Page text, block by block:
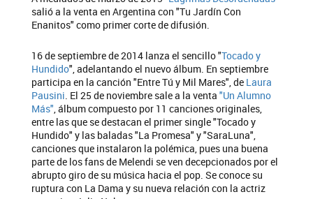
salió a la venta en Argentina con "Tu Jardín Con
Enanitos" como primer corte de difusión.
16 de septiembre de 2014 lanza el sencillo "Tocado y
Hundido", adelantando el nuevo álbum. En septiembre
participa en la canción "Entre Tú y Mil Mares", de Laura
Pausini. El 25 de noviembre sale a la venta "Un Alumno
Más", álbum compuesto por 11 canciones originales,
entre las que se destacan el primer single "Tocado y
Hundido" y las baladas "La Promesa" y "SaraLuna",
canciones que instalaron la polémica, pues una buena
parte de los fans de Melendi se ven decepcionados por el
abrupto giro de su música hacia el pop. Se conoce su
ruptura con La Dama y su nueva relación con la actriz